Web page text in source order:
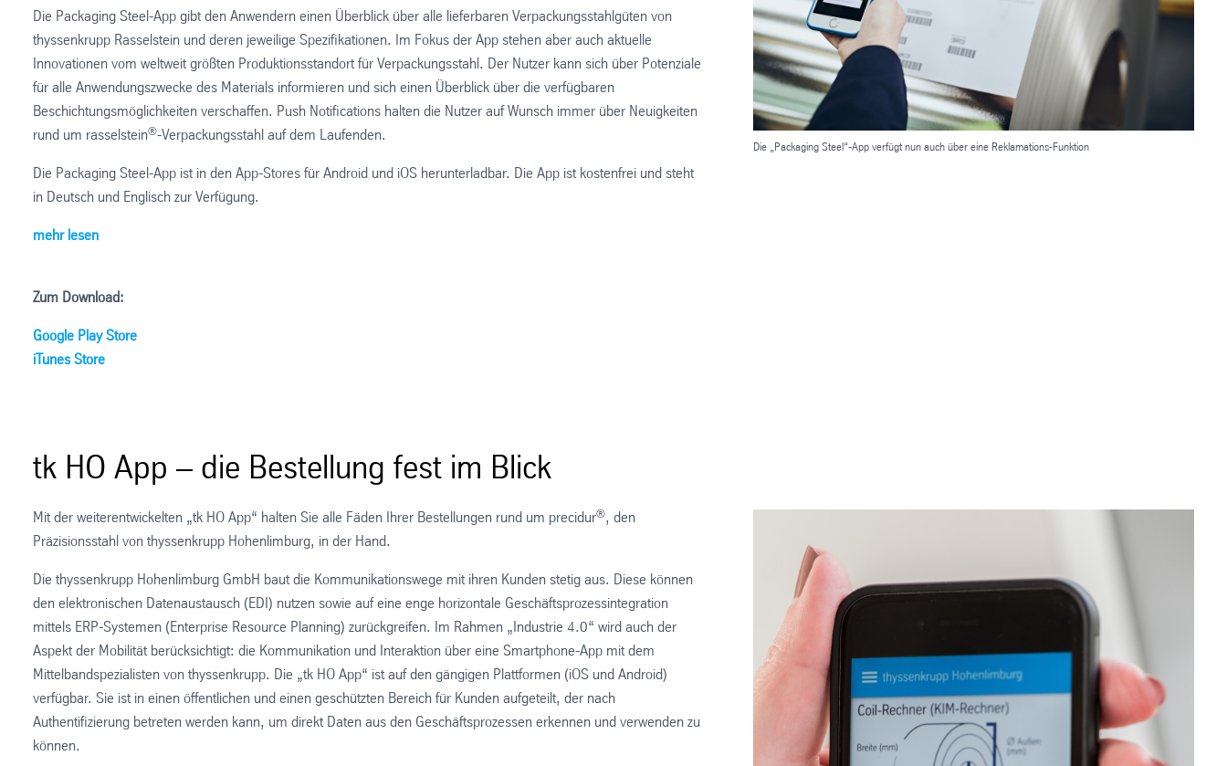
Die „Packaging Steel“-App verfügt nun auch über eine Reklamations-Funktion
Die Packaging Steel-App gibt den Anwendern einen Überblick über alle lieferbaren Verpackungsstahlgüten von
thyssenkrupp Rasselstein und deren jeweilige Spezifikationen. Im Fokus der App stehen aber auch aktuelle
Innovationen vom weltweit größten Produktionsstandort für Verpackungsstahl. Der Nutzer kann sich über Potenziale
für alle Anwendungszwecke des Materials informieren und sich einen Überblick über die verfügbaren
Beschichtungsmöglichkeiten verschaffen. Push Notifications halten die Nutzer auf Wunsch immer über Neuigkeiten
rund um rasselstein®-Verpackungsstahl auf dem Laufenden.
Die Packaging Steel-App ist in den App-Stores für Android und iOS herunterladbar. Die App ist kostenfrei und steht
in Deutsch und Englisch zur Verfügung.
mehr lesen
Zum Download:
Google Play Store
iTunes Store
tk HO App – die Bestellung fest im Blick
Mit der weiterentwickelten „tk HO App“ halten Sie alle Fäden Ihrer Bestellungen rund um precidur®, den
Präzisionsstahl von thyssenkrupp Hohenlimburg, in der Hand.
Die thyssenkrupp Hohenlimburg GmbH baut die Kommunikationswege mit ihren Kunden stetig aus. Diese können
den elektronischen Datenaustausch (EDI) nutzen sowie auf eine enge horizontale Geschäftsprozessintegration
mittels ERP-Systemen (Enterprise Resource Planning) zurückgreifen. Im Rahmen „Industrie 4.0“ wird auch der
Aspekt der Mobilität berücksichtigt: die Kommunikation und Interaktion über eine Smartphone-App mit dem
Mittelbandspezialisten von thyssenkrupp. Die „tk HO App“ ist auf den gängigen Plattformen (iOS und Android)
verfügbar. Sie ist in einen öffentlichen und einen geschützten Bereich für Kunden aufgeteilt, der nach
Authentifizierung betreten werden kann, um direkt Daten aus den Geschäftsprozessen erkennen und verwenden zu
können.